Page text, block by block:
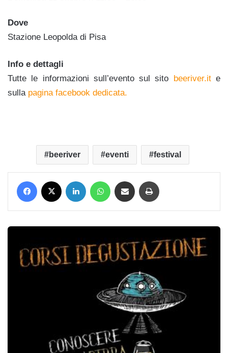
Dove
Stazione Leopolda di Pisa
Info e dettagli
Tutte le informazioni sull’evento sul sito beeriver.ite
sulla pagina facebook dedicata.
beeriver eventi festival
Facebook LinkedIn WhatsApp Condividi via mail